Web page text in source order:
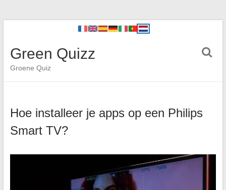
Green Quizz
Groene Quiz
Hoe installeer je apps op een Philips
Smart TV?